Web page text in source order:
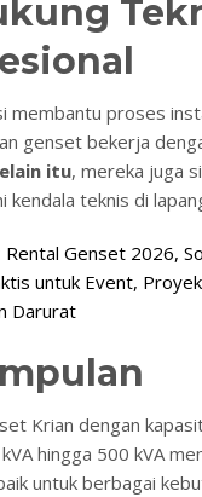
membantu proses
genset bekerja
itu, mereka juga
kendala teknis di
Rental Genset 2026,
untuk Event,
Darurat
Krian dengan
hingga 500 kVA
untuk berbagai